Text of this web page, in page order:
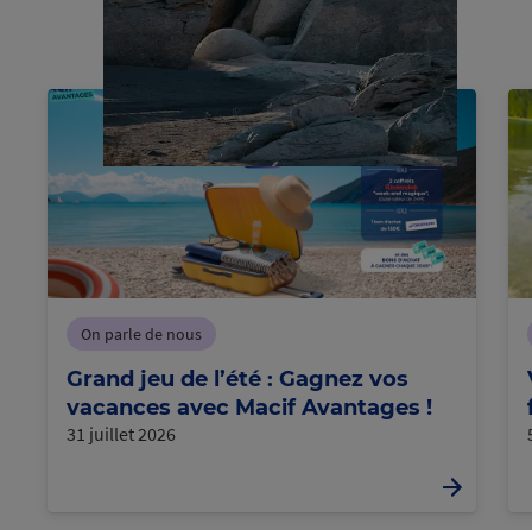
On parle de nous
Grand jeu de l’été : Gagnez vos
vacances avec Macif Avantages !
31 juillet 2026
C
h
a
r
ge
m
e
n
t
en
c
o
u
rs